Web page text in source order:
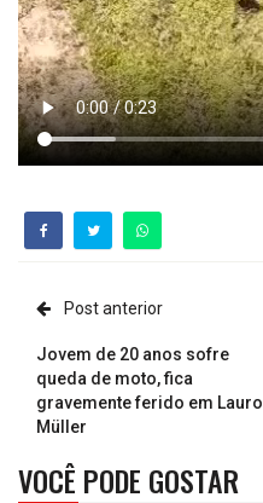
Post anterior
Jovem de 20 anos sofre
queda de moto, fica
gravemente ferido em Lauro
Müller
VOCÊ PODE GOSTAR